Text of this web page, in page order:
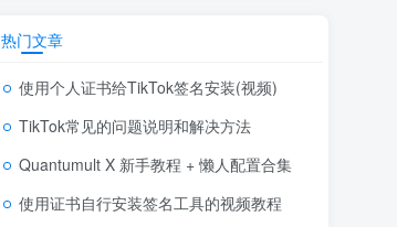
热门文章
使用个人证书给TikTok签名安装(视频)
TikTok常见的问题说明和解决方法
Quantumult X 新手教程 + 懒人配置合集
使用证书自行安装签名工具的视频教程